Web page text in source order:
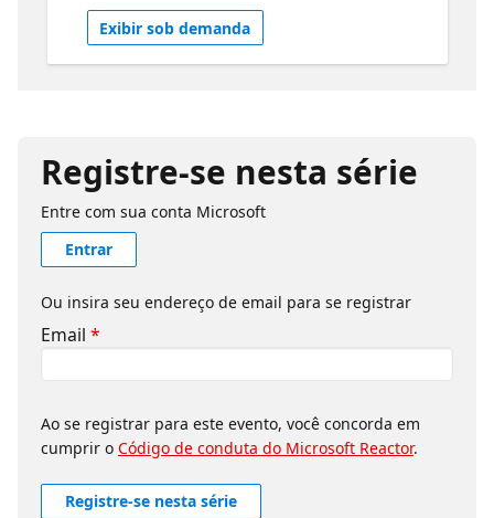
teaching developers how to validate those
recommendations. Check out the CosmosDB
Agent Kit Microsoft | Azure Databases
Exibir sob demanda
Registre-se nesta série
Entre com sua conta Microsoft
Entrar
Ou insira seu endereço de email para se registrar
Email *
Ao se registrar para este evento, você concorda em
cumprir o Código de conduta do Microsoft Reactor.
Registre-se nesta série